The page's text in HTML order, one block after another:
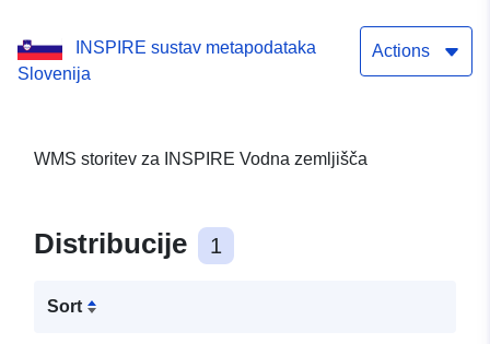
INSPIRE sustav metapodataka
Slovenija
Actions
WMS storitev za INSPIRE Vodna zemljišča
Distribucije 1
Sort